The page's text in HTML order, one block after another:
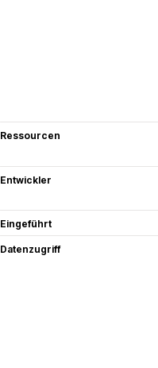
Ressourcen
Entwickler
Eingeführt
Datenzugriff